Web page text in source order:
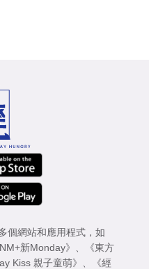
個網站和應用程式，如
NM+新Monday》
《東方
Kiss 親子童萌》
《經